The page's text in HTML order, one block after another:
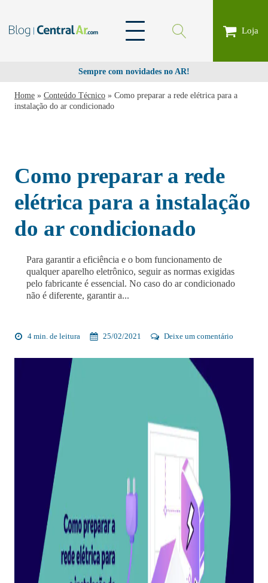
Loja
Sempre com novidades no AR!
Home » Conteúdo Técnico » Como preparar a rede elétrica para a
instalação do ar condicionado
Como preparar a rede
elétrica para a instalação
do ar condicionado
Para garantir a eficiência e o bom funcionamento de
qualquer aparelho eletrônico, seguir as normas exigidas
pelo fabricante é essencial. No caso do ar condicionado
não é diferente, garantir a...
4 min. de leitura 25/02/2021 Deixe um comentário